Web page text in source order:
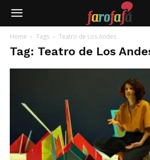
Farofafá
Home Tags Teatro de Los Andes
Tag: Teatro de Los